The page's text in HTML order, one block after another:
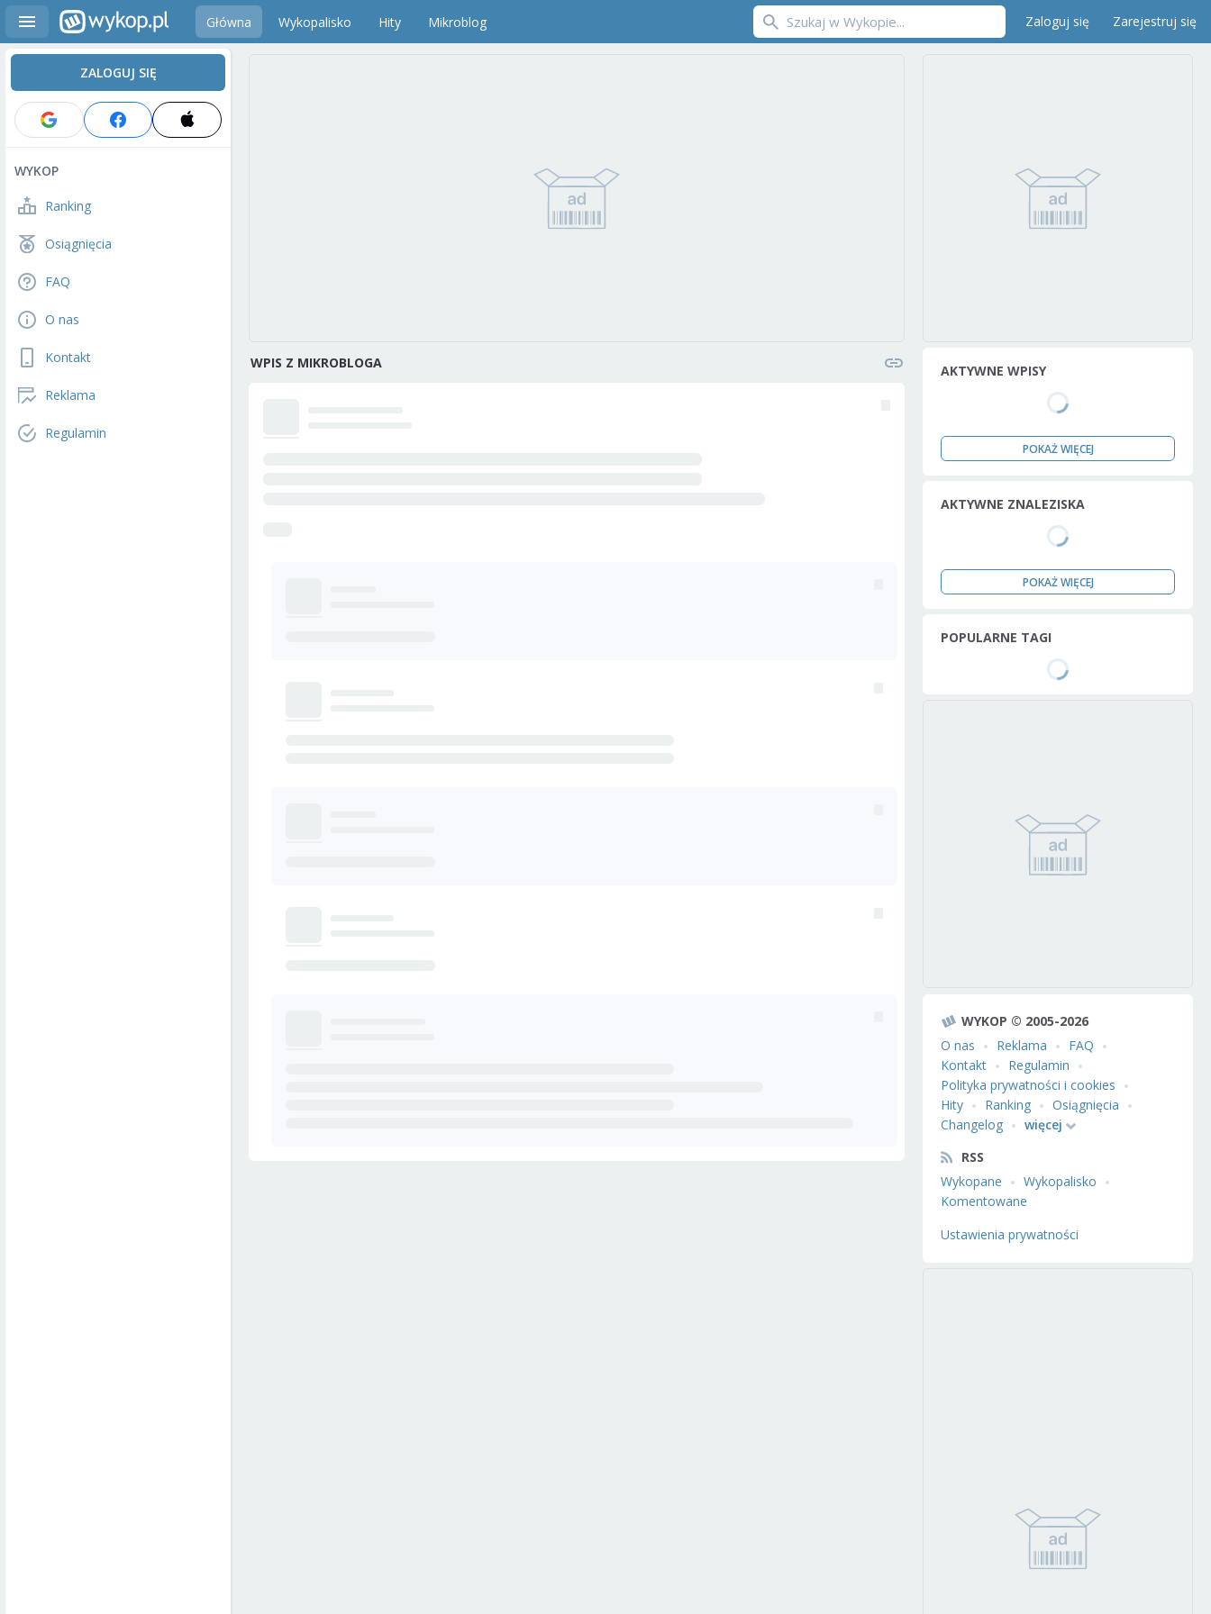
Główna Wykopalisko Hity Mikroblog Zaloguj się Zarejestruj się
ZALOGUJ SIĘ
WYKOP
Ranking
Osiągnięcia
FAQ
O nas
Kontakt
Reklama
Regulamin
WPIS Z MIKROBLOGA AKTYWNE WPISY
POKAŻ WIĘCEJ
AKTYWNE ZNALEZISKA
POKAŻ WIĘCEJ
POPULARNE TAGI
WYKOP © 2005-2026
O nas
Reklama
FAQ
Kontakt
Regulamin
Polityka prywatności i cookies
Hity
Ranking
Osiągnięcia
Changelog
więcej
RSS
Wykopane
Wykopalisko
Komentowane
Ustawienia prywatności